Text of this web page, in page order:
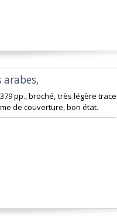
pp., broché, très légère trace
de couverture, bon état.‎